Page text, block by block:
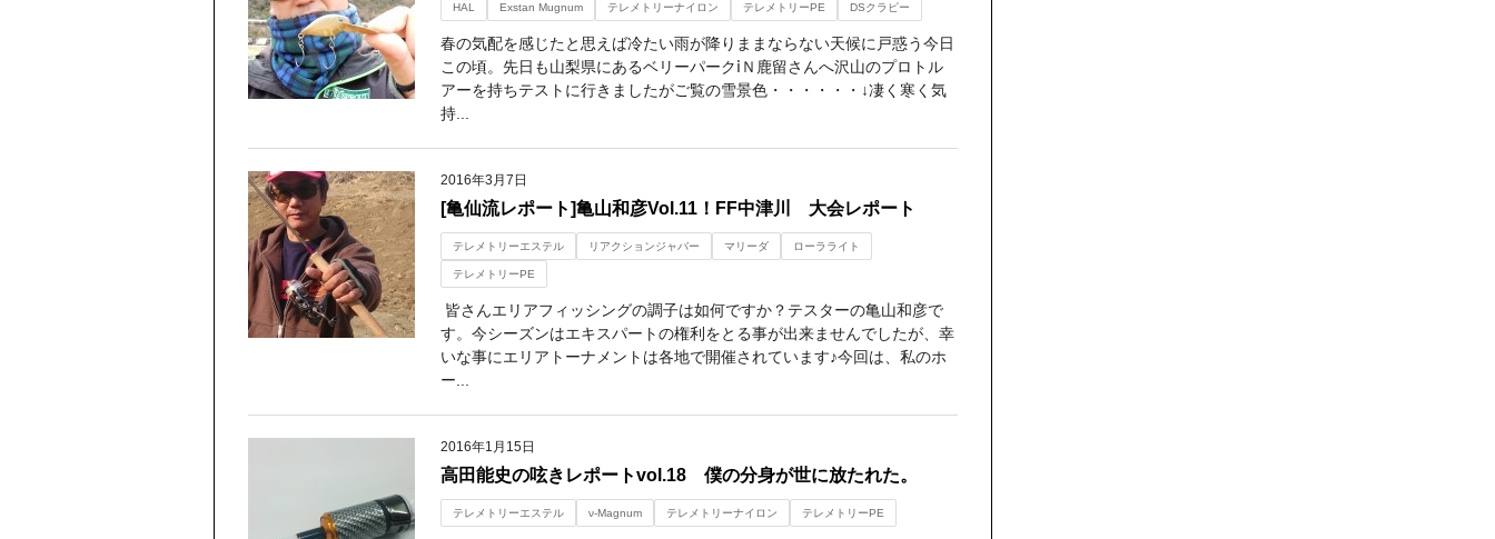
HAL Exstan Mugnum テレメトリーナイロン テレメトリーPE DSクラピー
春の気配を感じたと思えば冷たい雨が降りままならない天候に戸惑う今日
この頃。先日も山梨県にあるベリーパークⅰＮ鹿留さんへ沢山のプロトル
アーを持ちテストに行きましたがご覧の雪景色・・・・・・↓凄く寒く気
持...
2016年3月7日
[亀仙流レポート]亀山和彦Vol.11！FF中津川 大会レポート
テレメトリーエステル リアクションジャバー マリーダ ローラライト
テレメトリーPE
皆さんエリアフィッシングの調子は如何ですか？テスターの亀山和彦で
す。今シーズンはエキスパートの権利をとる事が出来ませんでしたが、幸
いな事にエリアトーナメントは各地で開催されています♪今回は、私のホ
ー...
2016年1月15日
高田能史の呟きレポートvol.18 僕の分身が世に放たれた。
テレメトリーエステル ν-Magnum テレメトリーナイロン テレメトリーPE